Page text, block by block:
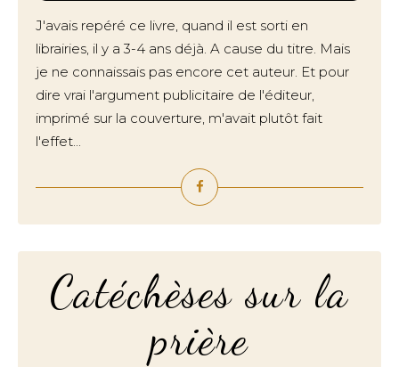
J'avais repéré ce livre, quand il est sorti en
librairies, il y a 3-4 ans déjà. A cause du titre. Mais
je ne connaissais pas encore cet auteur. Et pour
dire vrai l'argument publicitaire de l'éditeur,
imprimé sur la couverture, m'avait plutôt fait
l'effet...
Catéchèses sur la
prière